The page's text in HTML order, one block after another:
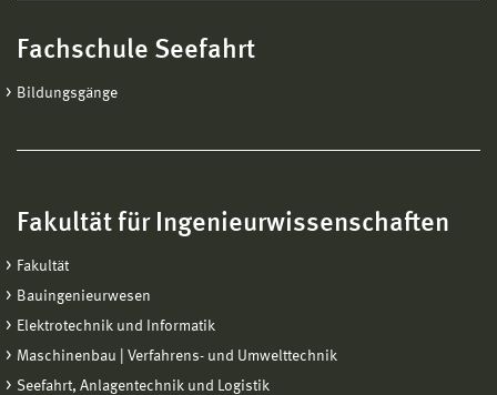
Fachschule Seefahrt
Bildungsgänge
Fakultät für Ingenieurwissenschaften
Fakultät
Bauingenieurwesen
Elektrotechnik und Informatik
Maschinenbau | Verfahrens- und Umwelttechnik
Seefahrt, Anlagentechnik und Logistik